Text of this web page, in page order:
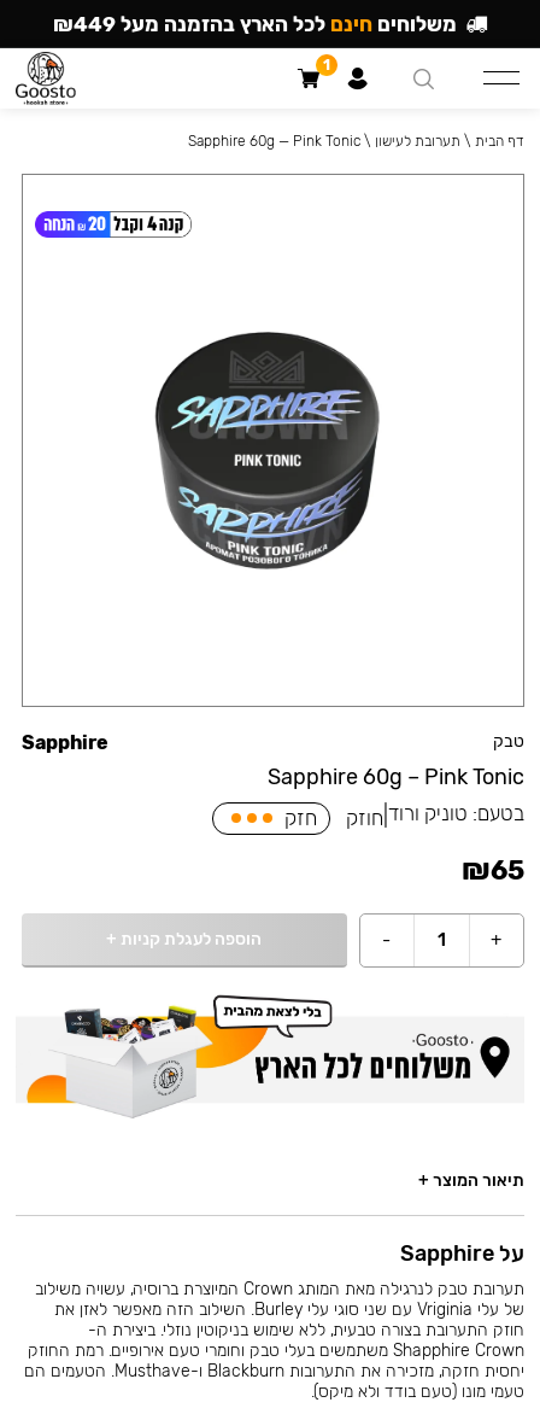
טבק
Sapphire 60g – Pink Tonic
Sapphire
בטעם: טוניק ורוד חוזק חזק
₪65
+
1
- הוספה לעגלת קניות +
דף הבית \ תערובת לעישון \
Sapphire 60g — Pink Tonic
תיאור המוצר +
על Sapphire
תערובת טבק לנרגילה מאת המותג Crown המיוצרת ברוסיה, עשויה משילוב
של עלי Vriginia עם שני סוגי עלי Burley. השילוב הזה מאפשר לאזן את
חוזק התערובת בצורה טבעית, ללא שימוש בניקוטין נוזלי. ביצירת ה-
Shapphire Crown משתמשים בעלי טבק וחומרי טעם אירופיים. רמת החוזק
יחסית חזקה, מזכירה את התערובות Blackburn ו-Musthave. הטעמים הם
טעמי מונו (טעם בודד ולא מיקס).
משלוחים חינם לכל הארץ בהזמנה מעל ₪449
1